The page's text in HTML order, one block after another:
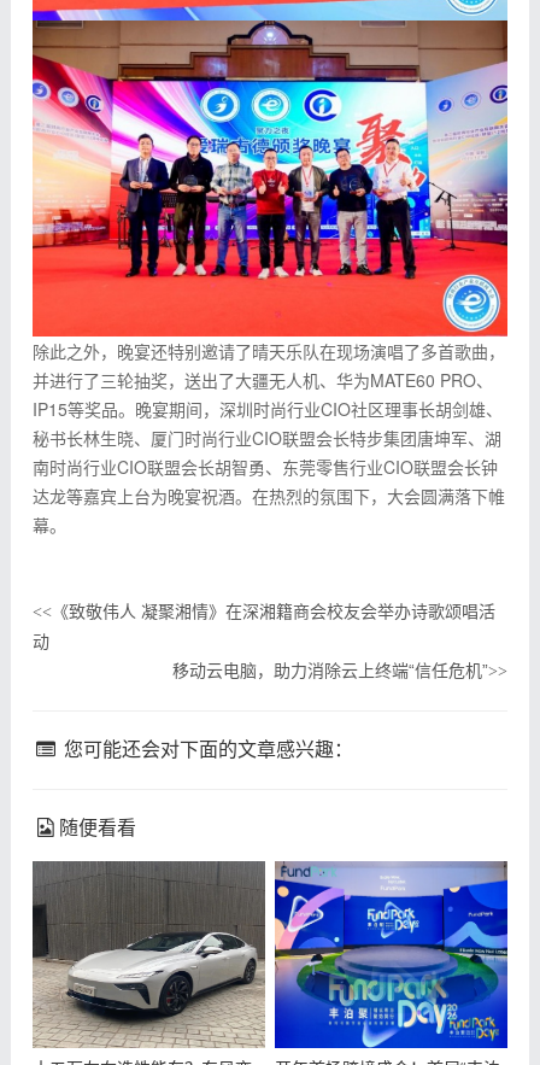
除此之外，晚宴还特别邀请了晴天乐队在现场演唱了多首歌曲，
并进行了三轮抽奖，送出了大疆无人机、华为MATE60 PRO、
IP15等奖品。晚宴期间，深圳时尚行业CIO社区理事长胡剑雄、
秘书长林生晓、厦门时尚行业CIO联盟会长特步集团唐坤军、湖
南时尚行业CIO联盟会长胡智勇、东莞零售行业CIO联盟会长钟
达龙等嘉宾上台为晚宴祝酒。在热烈的氛围下，大会圆满落下帷
幕。
<<《致敬伟人 凝聚湘情》在深湘籍商会校友会举办诗歌颂唱活
动
移动云电脑，助力消除云上终端“信任危机”>>
您可能还会对下面的文章感兴趣：
随便看看